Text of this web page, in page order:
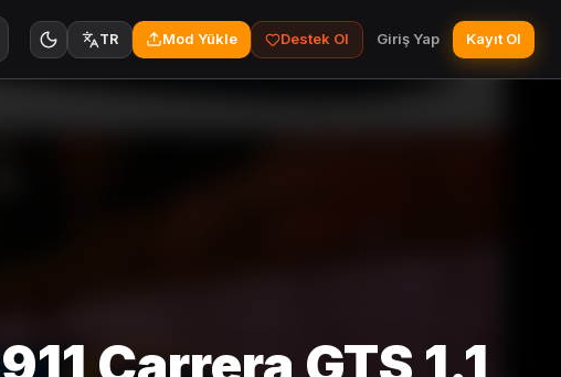
TR Mod Yükle Destek Ol Giriş Yap Kayıt Ol